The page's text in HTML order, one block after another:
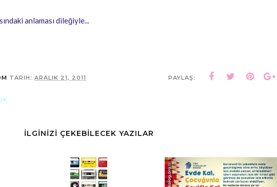
anlaması dileğiyle...
TARIH: ARALIK 21, 2011 PAYLAŞ:
İLGİNİZİ ÇEKEBİLECEK YAZILAR